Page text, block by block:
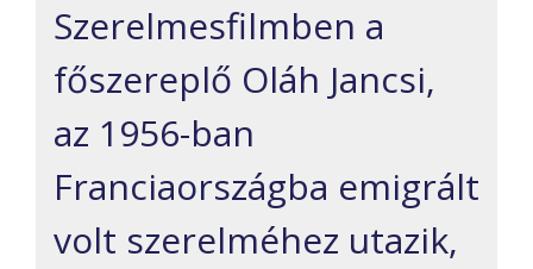
Szerelmesfilmben a
főszereplő Oláh Jancsi,
az 1956-ban
Franciaországba emigrált
volt szerelméhez utazik,